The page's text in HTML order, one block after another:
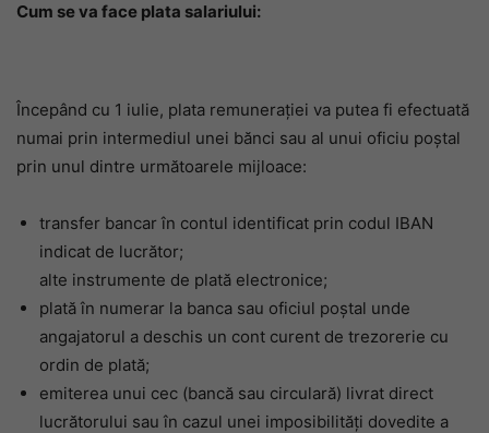
Cum se va face plata salariului:
Începând cu 1 iulie, plata remunerației va putea fi efectuată
numai prin intermediul unei bănci sau al unui oficiu poștal
prin unul dintre următoarele mijloace:
transfer bancar în contul identificat prin codul IBAN
indicat de lucrător;
alte instrumente de plată electronice;
plată în numerar la banca sau oficiul poștal unde
angajatorul a deschis un cont curent de trezorerie cu
ordin de plată;
emiterea unui cec (bancă sau circulară) livrat direct
lucrătorului sau în cazul unei imposibilități dovedite a